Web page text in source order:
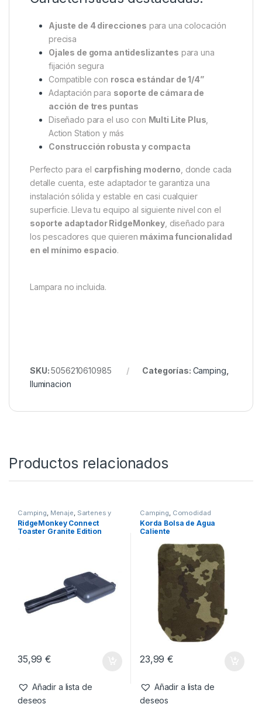
RidgeMonkey, como laMulti Lite Plus,Action
Stationo cualquier accesorio con
este adaptador también admite monturas de cámara
de acción de tres puntas, lo que lo convierte en una
herramienta increíblemente práctica tanto para
grabaciones nocturnas como para sesiones de fotos
improvisadas en plena jornada de pesca.
Características destacadas:
Ajuste de 4 direccionespara una colocación
precisa
Ojales de goma antideslizantespara una
fijación segura
Compatible conrosca estándar de 1/4”
Adaptación parasoporte de cámara de
acción de tres puntas
Construcción robusta y compacta
los pescadores que quieren
máxima funcionalidad
SKU:5056210610985 Categorías:Camping
Iluminacion
Productos relacionados
Camping ,Menaje
Cazos
RidgeMonkey Connect
Camping ,Comodidad
Korda Bolsa de Agua